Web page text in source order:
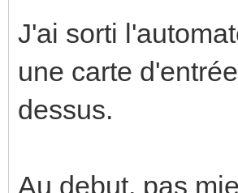
J'ai sorti
une carte
dessus.
Au debut, pas